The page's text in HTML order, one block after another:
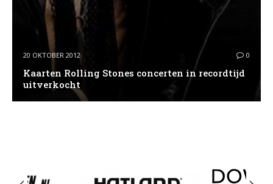
20 OKTOBER 2012 0
Kaarten Rolling Stones concerten in recordtijd
uitverkocht